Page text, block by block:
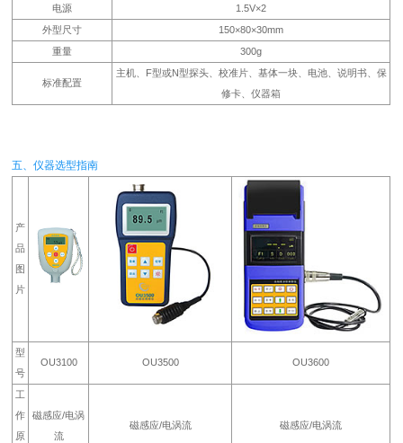
电源
1.5V×2
外型尺寸
150×80×30mm
重量
300g
标准配置
主机、F型或N型探头、校准片、基体一块、电池、说明书、保
修卡、仪器箱
五、仪器选型指南
产
品
图
片
型
号
OU3100 OU3500 OU3600
工
作
原
磁感应/电涡
流
磁感应/电涡流 磁感应/电涡流